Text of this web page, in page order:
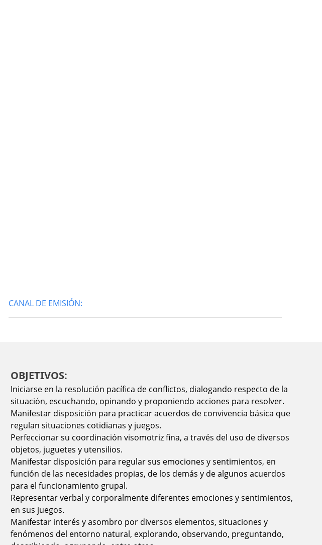
CANAL DE EMISIÓN:
OBJETIVOS:
Iniciarse en la resolución pacífica de conflictos, dialogando respecto de la
situación, escuchando, opinando y proponiendo acciones para resolver.
Manifestar disposición para practicar acuerdos de convivencia básica que
regulan situaciones cotidianas y juegos.
Perfeccionar su coordinación visomotriz fina, a través del uso de diversos
objetos, juguetes y utensilios.
Manifestar disposición para regular sus emociones y sentimientos, en
función de las necesidades propias, de los demás y de algunos acuerdos
para el funcionamiento grupal.
Representar verbal y corporalmente diferentes emociones y sentimientos,
en sus juegos.
Manifestar interés y asombro por diversos elementos, situaciones y
fenómenos del entorno natural, explorando, observando, preguntando,